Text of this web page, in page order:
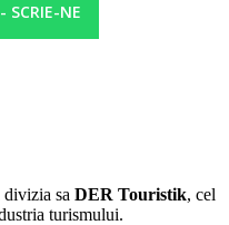
SCRIE-NE
sa DER Touristik, cel
turismului.